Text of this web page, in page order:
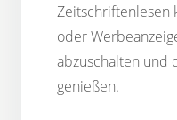
Zeitschriftenlesen
oder
abzuschalten und
genießen.